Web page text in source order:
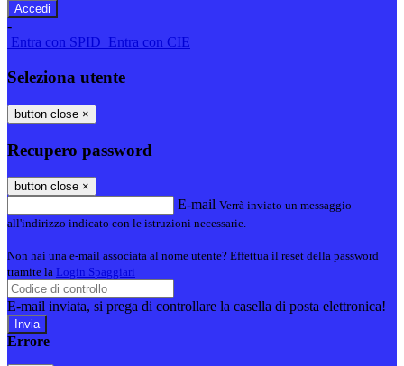
-
Entra con SPID Entra con CIE
Seleziona utente
button close ×
Recupero password
button close ×
E-mail Verrà inviato un messaggio
all'indirizzo indicato con le istruzioni necessarie.
Non hai una e-mail associata al nome utente? Effettua il reset della password
tramite la Login Spaggiari
E-mail inviata, si prega di controllare la casella di posta elettronica!
Errore